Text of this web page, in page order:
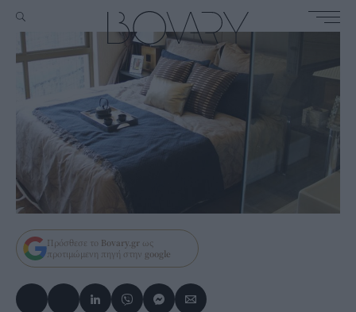
Πρόσθεσε το Bovary.gr ως
προτιμώμενη πηγή στην google